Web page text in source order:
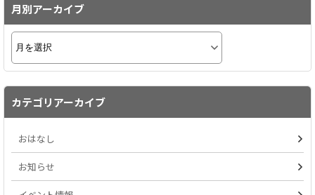
月別アーカイブ
カテゴリアーカイブ
おはなし
お知らせ